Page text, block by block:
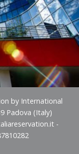
by International
Padova (Italy)
-